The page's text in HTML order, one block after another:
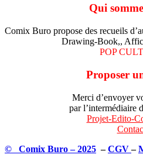
Qui
Comix Buro propose des recueils
Drawing-Book,,
POP
Proposer
Merci d’envoyer
par l’intermédiaire
Projet-Edito-
© Comix Buro – 2025 –CGV–